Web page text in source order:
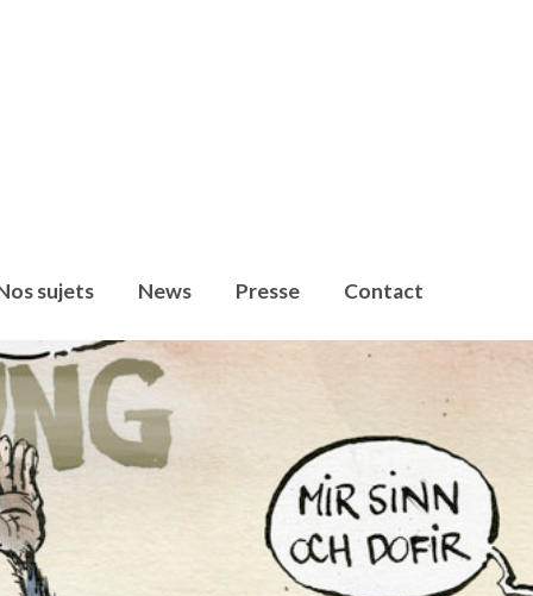
2009 setzen wir uns für die klima- und energiepolitische
sujets News Presse Contact